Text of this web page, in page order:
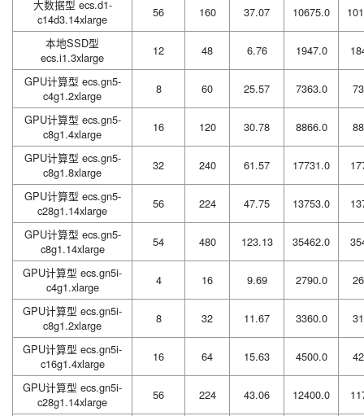
大数据型 ecs.d1-
c14d3.14xlarge
56 160 37.07 10675.0
本地SSD型
ecs.i1.3xlarge
12 48 6.76 1947.0
GPU计算型 ecs.gn5-
c4g1.2xlarge
8 60 25.57 7363.0
GPU计算型 ecs.gn5-
c8g1.4xlarge
16 120 30.78 8866.0
GPU计算型 ecs.gn5-
c8g1.8xlarge
32 240 61.57 17731.0
GPU计算型 ecs.gn5-
c28g1.14xlarge
56 224 47.75 13753.0
GPU计算型 ecs.gn5-
c8g1.14xlarge
54 480 123.13 35462.0
GPU计算型 ecs.gn5i-
c4g1.xlarge
4 16 9.69 2790.0
GPU计算型 ecs.gn5i-
c8g1.2xlarge
8 32 11.67 3360.0
GPU计算型 ecs.gn5i-
c16g1.4xlarge
16 64 15.63 4500.0
GPU计算型 ecs.gn5i-
c28g1.14xlarge
56 224 43.06 12400.0